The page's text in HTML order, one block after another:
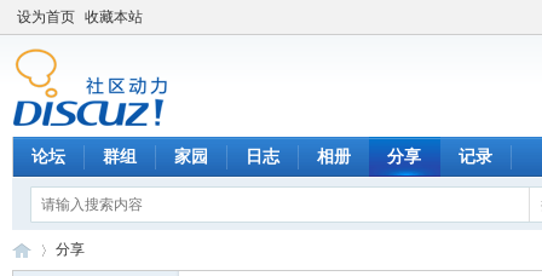
设为首页 收藏本站
论坛 群组 家园 日志 相册 分享 记录
分享